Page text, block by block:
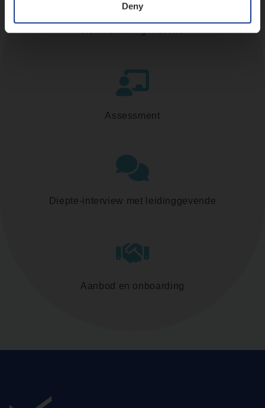
Deny
Kennismaking met HR
Assessment
Diepte-interview met leidinggevende
Aanbod en onboarding